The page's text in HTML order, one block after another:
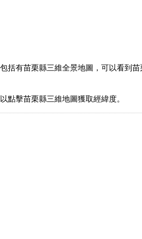
括有苗栗縣三維全景地圖，可以看到
點擊苗栗縣三維地圖獲取經緯度。